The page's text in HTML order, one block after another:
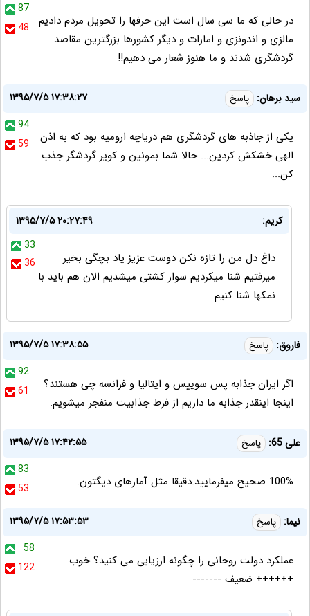
87
48
در حالی که ما سی سال است این حرفها را تحویل مردم دادیم
مالزی و اندونزی و امارات و دیگر کشورها بزرگترین مقاصد
گردشگری شدند و ما هنوز شعار می دهیم!!
سید برهان: پاسخ
۱۳۹۵/۷/۵ ۱۷:۳۸:۲۷
94
59
یکی از جاذبه های گردشگری هم دریاچه ارومیه بود که به اذن
الهی خشکش کردین... حالا شما بمونین و کویر گردشگر جذب
کن...
کریم:
۱۳۹۵/۷/۵ ۲۰:۲۷:۴۹
33
36
داغ دل من را تازه نکن دوست عزیز یاد بچگی بخیر
میرفتیم شنا میکردیم سوار کشتی میشدیم الان هم باید با
نمکها شنا کنیم
فاروق: پاسخ
۱۳۹۵/۷/۵ ۱۷:۳۸:۵۵
92
61
اگر ایران جذابه پس سوییس و ایتالیا و فرانسه چی هستند؟
اینجا اینقدر جذابه ما داریم از فرط جذابیت منفجر میشویم.
علی 65: پاسخ
۱۳۹۵/۷/۵ ۱۷:۴۲:۵۵
83
53
100% صحیح ميفرماييد.دقیقا مثل آمارهای ديگتون.
نیما: پاسخ
۱۳۹۵/۷/۵ ۱۷:۵۳:۵۳
58
122
عملکرد دولت روحانی را چگونه ارزیابی می کنید؟ خوب
++++++ ضعیف -------